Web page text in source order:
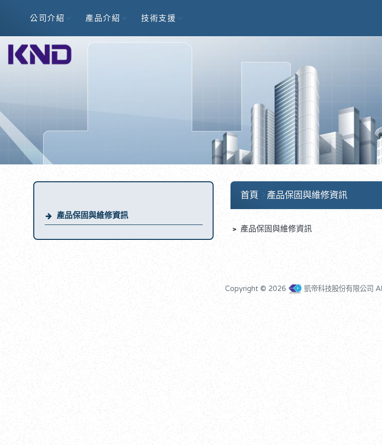
公司介紹 產品介紹 技術支援
產品保固與維修資訊
首頁 產品保固與維修資訊
﹥ 產品保固與維修資訊
Copyright © 2026 凱帝科技股份有限公司